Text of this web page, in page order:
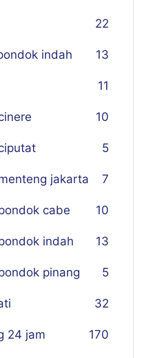
22
indah 13
11
10
5
jakarta 7
cabe 10
indah 13
pinang 5
32
24 jam 170